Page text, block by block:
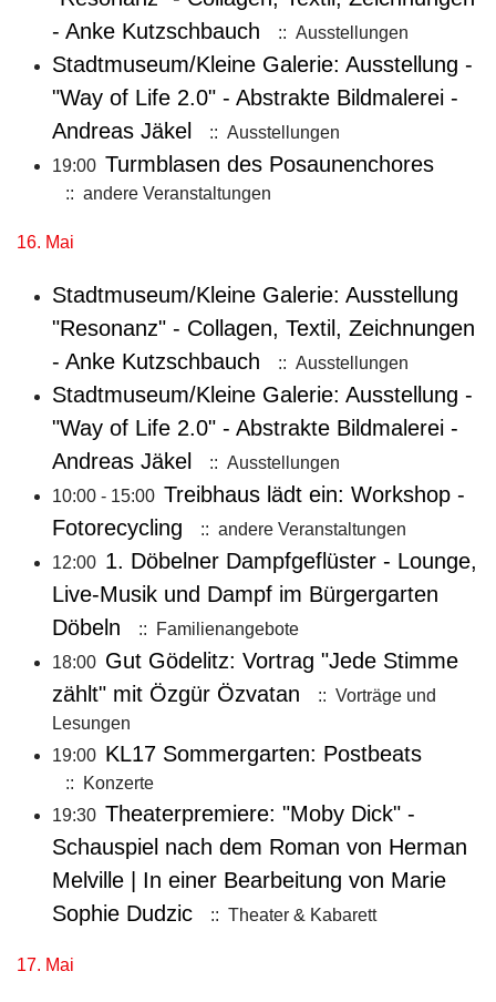
- Anke Kutzschbauch
:: Ausstellungen
Stadtmuseum/Kleine Galerie: Ausstellung -
"Way of Life 2.0" - Abstrakte Bildmalerei -
Andreas Jäkel
:: Ausstellungen
19:00 Turmblasen des Posaunenchores
:: andere Veranstaltungen
16. Mai
Stadtmuseum/Kleine Galerie: Ausstellung
"Resonanz" - Collagen, Textil, Zeichnungen
- Anke Kutzschbauch
:: Ausstellungen
Stadtmuseum/Kleine Galerie: Ausstellung -
"Way of Life 2.0" - Abstrakte Bildmalerei -
Andreas Jäkel
:: Ausstellungen
10:00 - 15:00 Treibhaus lädt ein: Workshop -
Fotorecycling
:: andere Veranstaltungen
12:00 1. Döbelner Dampfgeflüster - Lounge,
Live-Musik und Dampf im Bürgergarten
Döbeln
:: Familienangebote
18:00 Gut Gödelitz: Vortrag "Jede Stimme
zählt" mit Özgür Özvatan
:: Vorträge und
Lesungen
19:00 KL17 Sommergarten: Postbeats
:: Konzerte
19:30 Theaterpremiere: "Moby Dick" -
Schauspiel nach dem Roman von Herman
Melville | In einer Bearbeitung von Marie
Sophie Dudzic
:: Theater & Kabarett
17. Mai